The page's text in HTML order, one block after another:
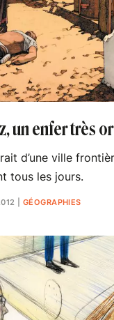
un enfer très
d’une ville
tous les jours.
GÉOGRAPHIES